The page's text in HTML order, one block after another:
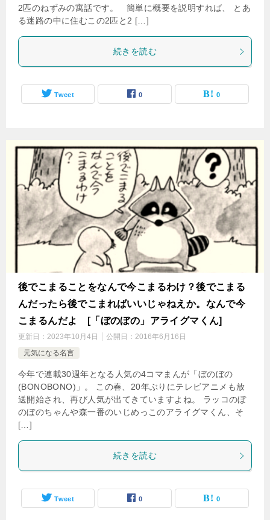
2匹のねずみの寓話です。 簡単に概要を説明すれば、 とあ
る迷路の中に住むこの2匹と2 […]
続きを読む
Tweet 0 0
後でこまることをなんで今こまるわけ？後でこまる
んだったら後でこまればいいじゃねえか。なんで今
こまるんだよ [「ぼのぼの」アライグマくん]
更新日： 2023年10月4日 公開日： 2016年6月16日
元気になる名言
今年で連載30週年となる人気の4コマまんが「ぼのぼの
(BONOBONO)」。 この春、20年ぶりにテレビアニメも放
送開始され、再び人気が出てきていますよね。 ラッコのぼ
のぼのちゃんや森一番のいじめっこのアライグマくん、そ
[…]
続きを読む
Tweet 0 0